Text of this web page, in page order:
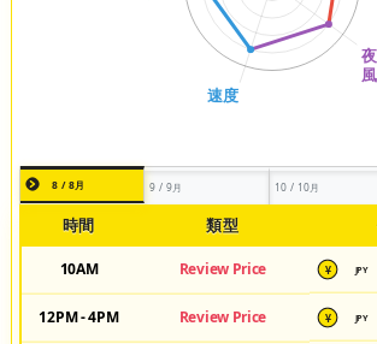
8 / 8月 9 / 9月 10 / 10月
時間 類型
10AM Review Price ¥ JPY
12PM - 4PM Review Price ¥ JPY